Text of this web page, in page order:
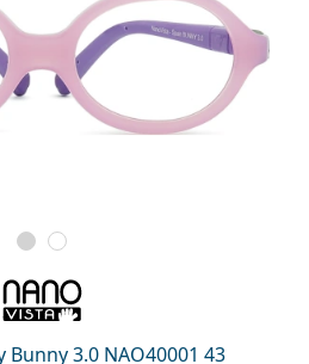
Bunny 3.0 NAO40001 43